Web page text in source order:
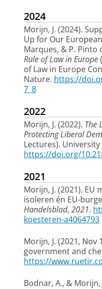
2024
Morijn, J. (2024).
Up for Our
Marques, & P. Pinto
Rule of Law in Europe
of Law in Europe
Nature. https://
7_8
2022
Morijn, J. (2022). The
Protecting Liberal
Lectures).
https://doi.org/
2021
Morijn, J. (2021). EU
isoleren én EU-
Handelsblad, 2021.
koesteren-a4064793
Morijn, J. (2021, Nov
government and
https://
Bodnar, A., & Morijn,